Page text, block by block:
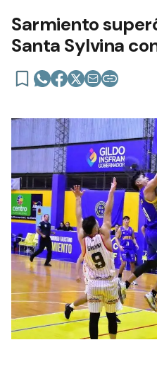
Sarmiento
Santa Sylvina